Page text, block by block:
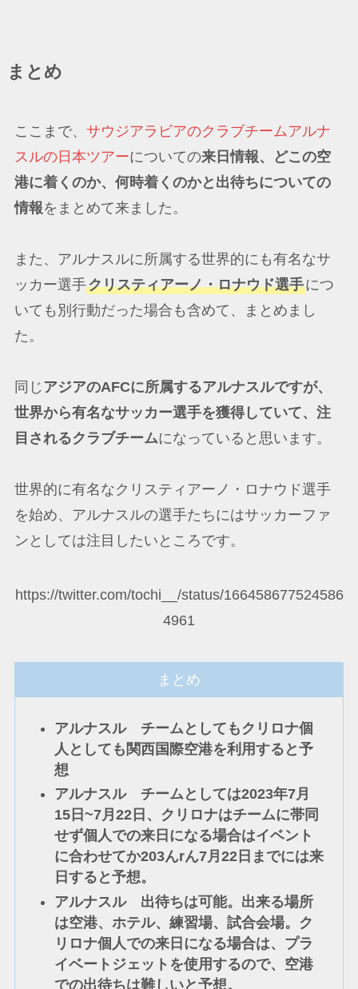
まとめ
ここまで、 サウジアラビアのクラブチームアルナ
スルの日本ツアーについての来日情報、どこの空
港に着くのか、何時着くのかと出待ちについての
情報をまとめて来ました。
また、アルナスルに所属する世界的にも有名なサ
ッカー選手クリスティアーノ・ロナウド選手につ
いても別行動だった場合も含めて、まとめまし
た。
同じアジアのAFCに所属するアルナスルですが、
世界から有名なサッカー選手を獲得していて、注
目されるクラブチームになっていると思います。
世界的に有名なクリスティアーノ・ロナウド選手
を始め、アルナスルの選手たちにはサッカーファ
ンとしては注目したいところです。
https://twitter.com/tochi__/status/166458677524586
4961
まとめ
アルナスル チームとしてもクリロナ個
人としても関西国際空港を利用すると予
想
アルナスル チームとしては2023年7月
15日~7月22日、クリロナはチームに帯同
せず個人での来日になる場合はイベント
に合わせてか203んrん7月22日までには来
日すると予想。
アルナスル 出待ちは可能。出来る場所
は空港、ホテル、練習場、試合会場。ク
リロナ個人での来日になる場合は、プラ
イベートジェットを使用するので、空港
での出待ちは難しいと予想。